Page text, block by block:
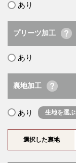
あり
プリーツ加工
あり
裏地加工
あり 生地を選ぶ
選択した裏地